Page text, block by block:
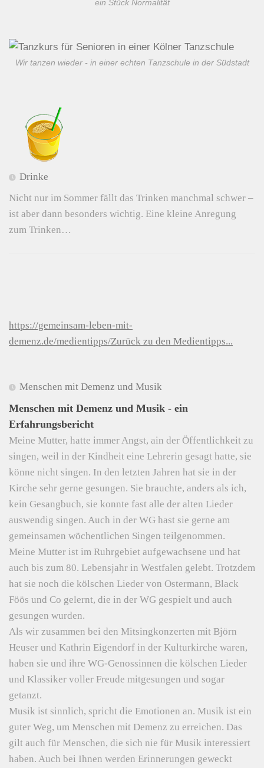
ein Stück Normalität
Wir tanzen wieder - in einer echten Tanzschule in der Südstadt
Drinke
Nicht nur im Sommer fällt das Trinken manchmal schwer –
ist aber dann besonders wichtig. Eine kleine Anregung
zum Trinken…
https://gemeinsam-leben-mit-
demenz.de/medientipps/Zurück zu den Medientipps...
Menschen mit Demenz und Musik
Menschen mit Demenz und Musik - ein
Erfahrungsbericht
Meine Mutter, hatte immer Angst, ain der Öffentlichkeit zu
singen, weil in der Kindheit eine Lehrerin gesagt hatte, sie
könne nicht singen. In den letzten Jahren hat sie in der
Kirche sehr gerne gesungen. Sie brauchte, anders als ich,
kein Gesangbuch, sie konnte fast alle der alten Lieder
auswendig singen. Auch in der WG hast sie gerne am
gemeinsamen wöchentlichen Singen teilgenommen.
Meine Mutter ist im Ruhrgebiet aufgewachsene und hat
auch bis zum 80. Lebensjahr in Westfalen gelebt. Trotzdem
hat sie noch die kölschen Lieder von Ostermann, Black
Föös und Co gelernt, die in der WG gespielt und auch
gesungen wurden.
Als wir zusammen bei den Mitsingkonzerten mit Björn
Heuser und Kathrin Eigendorf in der Kulturkirche waren,
haben sie und ihre WG-Genossinnen die kölschen Lieder
und Klassiker voller Freude mitgesungen und sogar
getanzt.
Musik ist sinnlich, spricht die Emotionen an. Musik ist ein
guter Weg, um Menschen mit Demenz zu erreichen. Das
gilt auch für Menschen, die sich nie für Musik interessiert
haben. Auch bei Ihnen werden Erinnerungen geweckt